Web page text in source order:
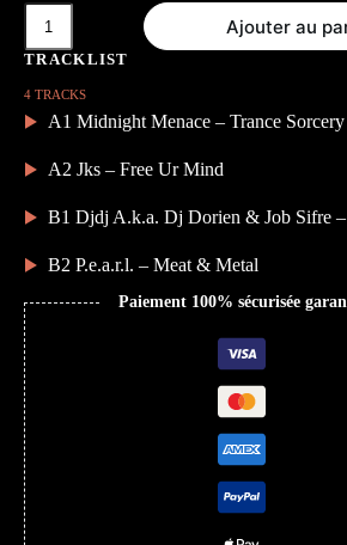
quantité
Heartcore
Ajouter au
4 TRACKS
A1 Midnight Menace – Trance Sorcery
A2 Jks – Free Ur Mind
B2 P.e.a.r.l. – Meat & Metal
Paiement 100% sécurisée